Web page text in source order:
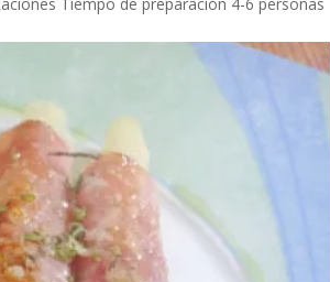
Tiempo de preparación 4-6 personas